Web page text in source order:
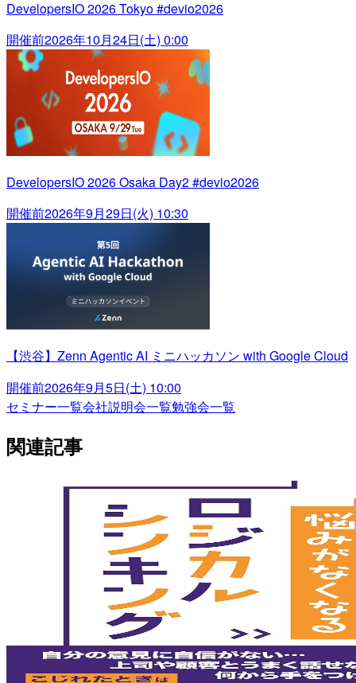
DevelopersIO 2026 Tokyo #devio2026
開催前2026年10月24日(土) 0:00
DevelopersIO 2026 Osaka Day2 #devio2026
開催前2026年9月29日(火) 10:30
【渋谷】Zenn Agentic AI ミニハッカソン with Google Cloud
開催前2026年9月5日(土) 10:00
セミナー一覧会社説明会一覧勉強会一覧
関連記事